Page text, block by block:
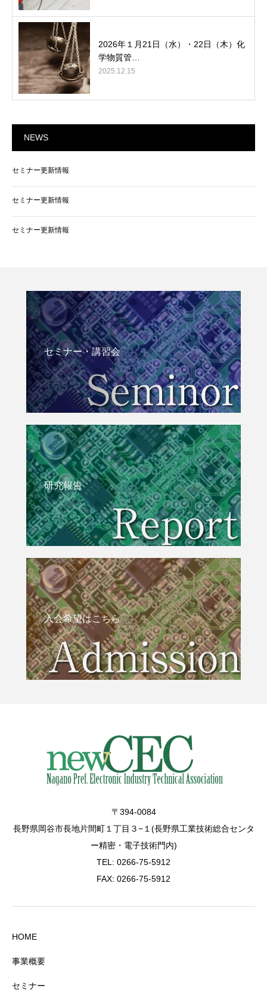
2026年１月21日（水）・22日（木）化
学物質管…
2025.12.15
NEWS
セミナー更新情報
セミナー更新情報
セミナー更新情報
セミナー・講習会
研究報告
入会希望はこちら
〒394-0084
長野県岡谷市長地片間町１丁目３−１(長野県工業技術総合センタ
ー精密・電子技術門内)
TEL: 0266-75-5912
FAX: 0266-75-5912
HOME
事業概要
セミナー